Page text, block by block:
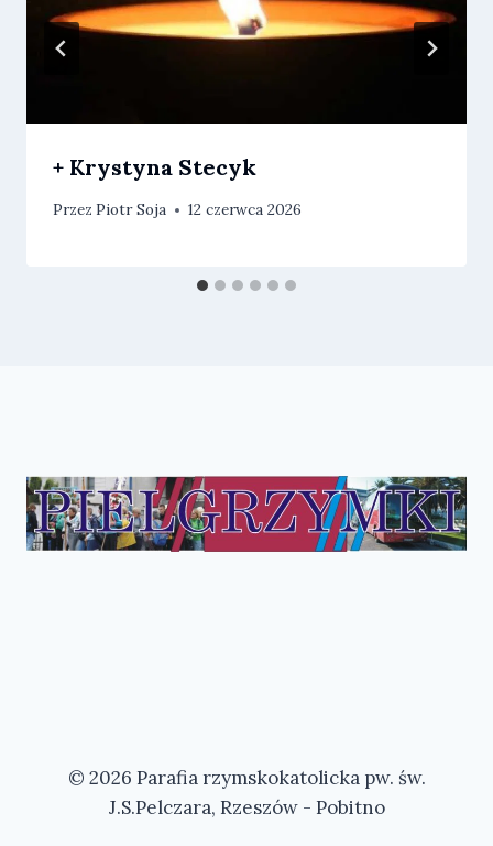
+ Krystyna Stecyk
Przez Piotr Soja 12 czerwca 2026
© 2026 Parafia rzymskokatolicka pw. św.
J.S.Pelczara, Rzeszów - Pobitno